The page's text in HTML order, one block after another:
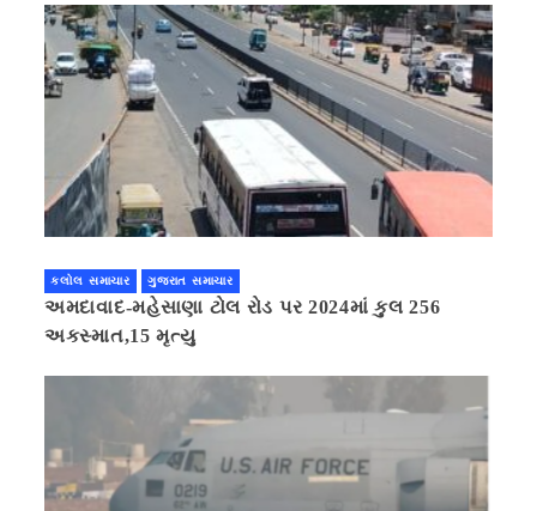
કલોલ સમાચાર ગુજરાત સમાચાર
અમદાવાદ-મહેસાણા ટોલ રોડ પર 2024માં કુલ 256
અકસ્માત,15 મૃત્યુ